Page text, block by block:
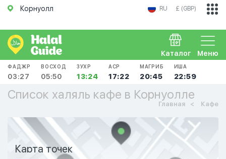
Корнуолл RU £ (GBP)
Меню
Каталог
ФАДЖР
03:27
ВОСХОД
05:50
ЗУХР
13:24
АСР
17:22
МАГРИБ
20:45
ИША
22:59
Список халяль кафе в Корнуолле
Главная Кафе
Карта точек